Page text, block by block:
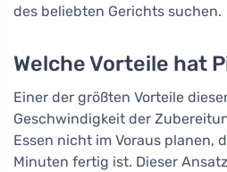
des beliebten Gerichts suchen.
Welche Vorteile hat
Einer der größten Vorteile
Geschwindigkeit der
Essen nicht im Voraus planen,
Minuten fertig ist. Dieser